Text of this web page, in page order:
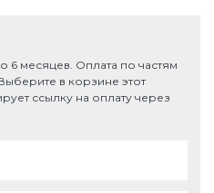
6 месяцев. Оплата по частям
в корзине этот
ссылку на оплату через